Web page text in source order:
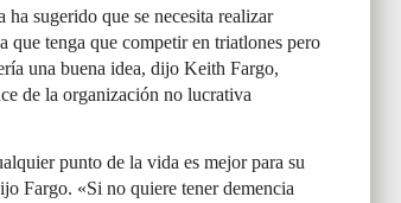
sugerido que se necesita realizar
tenga que competir en triatlones pero
una buena idea, dijo Keith Fargo,
de la organización no lucrativa
punto de la vida es mejor para su
Fargo. «Si no quiere tener demencia